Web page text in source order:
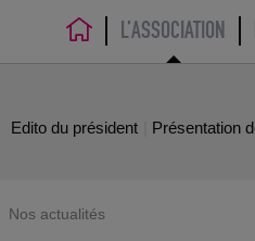
ACCUEILL’ASSOCIATION
Edito du président Présentation
Nos actualités